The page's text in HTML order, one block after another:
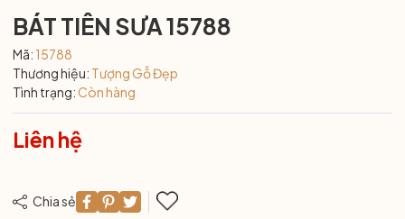
BÁT TIÊN SƯA 15788
Mã: 15788
Thương hiệu: Tượng Gỗ Đẹp
Tình trạng:Còn hàng
Liên hệ
Chia sẻ